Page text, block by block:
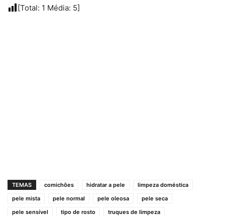
[Total: 1 Média: 5]
TEMAS comichões hidratar a pele
limpeza doméstica
pele mista
pele normal pele oleosa
pele seca
pele sensível
tipo de rosto truques de limpeza